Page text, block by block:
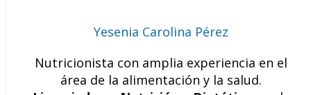
Yesenia Carolina Pérez
Nutricionista con amplia experiencia en el
área de la alimentación y la salud.